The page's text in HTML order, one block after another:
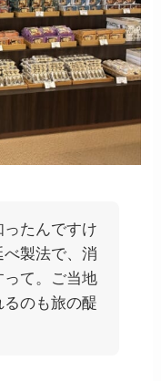
たんですけ
製法で、消
て。ご当地
のも旅の醍